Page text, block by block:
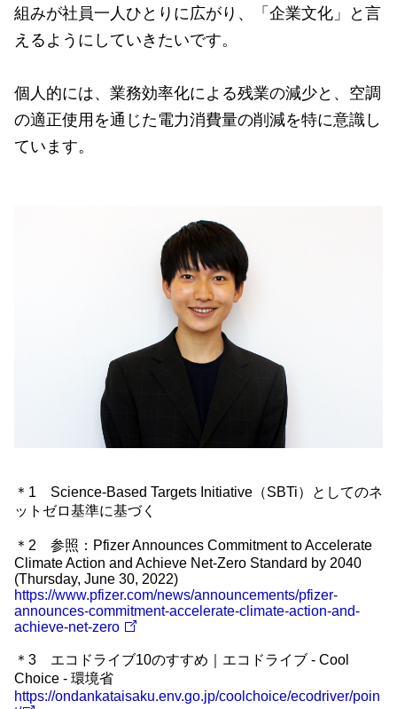
組みが社員一人ひとりに広がり、「企業文化」と言
えるようにしていきたいです。
個人的には、業務効率化による残業の減少と、空調
の適正使用を通じた電力消費量の削減を特に意識し
ています。
＊1 Science-Based Targets Initiative（SBTi）としてのネ
ットゼロ基準に基づく
＊2 参照：Pfizer Announces Commitment to Accelerate
Climate Action and Achieve Net-Zero Standard by 2040
(Thursday, June 30, 2022)
https://www.pfizer.com/news/announcements/pfizer-
announces-commitment-accelerate-climate-action-and-
achieve-net-zero
＊3 エコドライブ10のすすめ｜エコドライブ - Cool
Choice - 環境省
https://ondankataisaku.env.go.jp/coolchoice/ecodriver/poin